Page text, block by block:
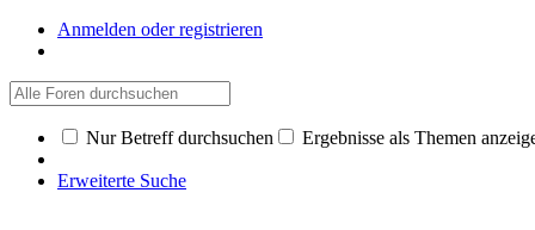
Anmelden oder registrieren
Nur Betreff durchsuchen Ergebnisse als Themen
Erweiterte Suche